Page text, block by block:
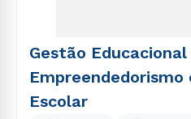
Gestão Educacional
Empreendedorismo
Escolar